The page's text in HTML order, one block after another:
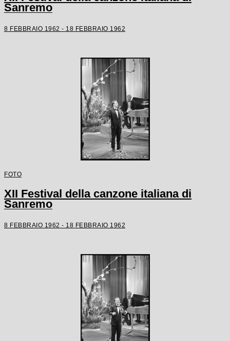
Sanremo
8 FEBBRAIO 1962 - 18 FEBBRAIO 1962
FOTO
XII Festival della canzone italiana di
Sanremo
8 FEBBRAIO 1962 - 18 FEBBRAIO 1962